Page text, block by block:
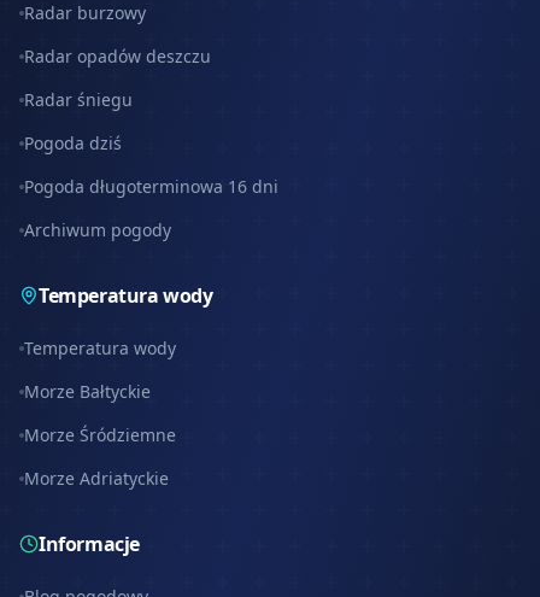
Radar burzowy
Radar opadów deszczu
Radar śniegu
Pogoda dziś
Pogoda długoterminowa 16 dni
Archiwum pogody
Temperatura wody
Temperatura wody
Morze Bałtyckie
Morze Śródziemne
Morze Adriatyckie
Informacje